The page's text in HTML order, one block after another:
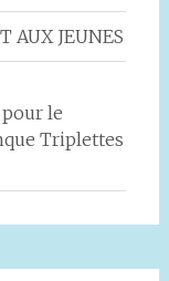
AUX JEUNES
le
Triplettes